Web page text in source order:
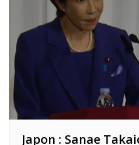
Japon : Sanae